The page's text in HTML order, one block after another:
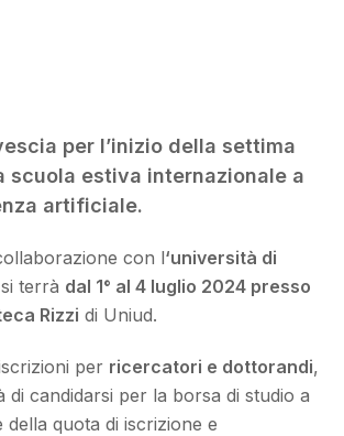
per l’inizio della settima
scuola estiva internazionale a
artificiale.
con l‘università di
terrà dal 1° al 4 luglio 2024 presso
Rizzi di Uniud.
per ricercatori e dottorandi,
di candidarsi per la borsa di studio a
quota di iscrizione e